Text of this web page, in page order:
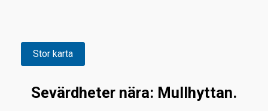
Stor karta
Sevärdheter nära: Mullhyttan.